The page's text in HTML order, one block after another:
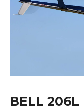
BELL 206L